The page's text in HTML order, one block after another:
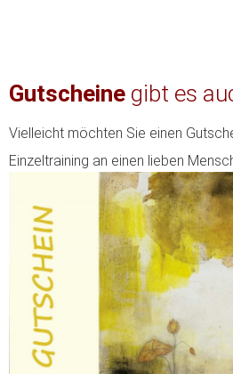
Gutscheine gibt es
Vielleicht möchten Sie einen
Einzeltraining an einen lieben